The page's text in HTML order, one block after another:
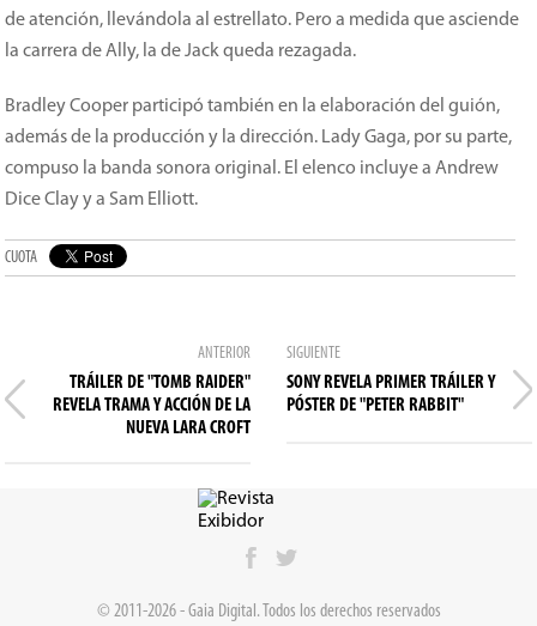
de atención, llevándola al estrellato. Pero a medida que asciende
la carrera de Ally, la de Jack queda rezagada.
Bradley Cooper participó también en la elaboración del guión,
además de la producción y la dirección. Lady Gaga, por su parte,
compuso la banda sonora original. El elenco incluye a Andrew
Dice Clay y a Sam Elliott.
CUOTA
ANTERIOR
TRÁILER DE "TOMB RAIDER"
REVELA TRAMA Y ACCIÓN DE LA
NUEVA LARA CROFT
SIGUIENTE
SONY REVELA PRIMER TRÁILER Y
PÓSTER DE "PETER RABBIT"
© 2011-2026 - Gaia Digital. Todos los derechos reservados